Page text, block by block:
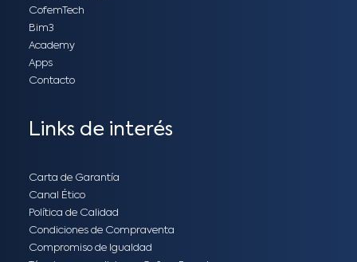
CofemTech
Bim3
Academy
Apps
Contacto
Links de interés
Carta de Garantía
Canal Ético
Política de Calidad
Condiciones de Compraventa
Compromiso de Igualdad